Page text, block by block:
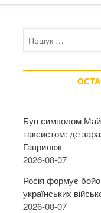
Був символом
таксистом: де
Гаврилюк
2026-08-07
Росія формує
українських
2026-08-07